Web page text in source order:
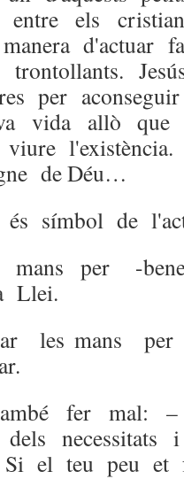
entre els
d'actuar
per
vida allò
viure
de Déu…
és símbol de
mans per -
Llei.
les mans
fer mal: –
Si el teu peu et